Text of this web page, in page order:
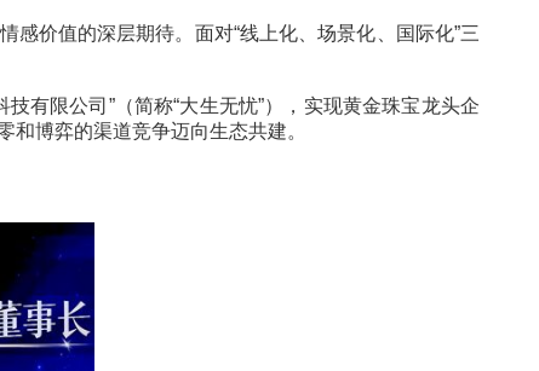
个性化与情感价值的深层期待。面对“线上化、场景
创文化科技有限公司”（简称“大生无忧”），实现
推动行业从零和博弈的渠道竞争迈向生态共建。